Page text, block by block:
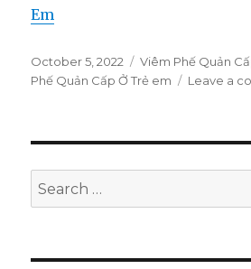
Em
Posted
on
October 5, 2022 Categories
Viêm Phế Quản
Phế Quản Cấp Ở Trẻ em
Leave a
Search
for: